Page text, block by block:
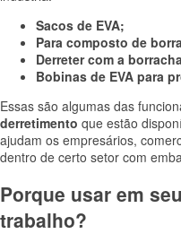
Sacos de EVA;
Para composto de
Derreter com a
Bobinas de EVA para
Essas são algumas das
derretimento que estão
ajudam os empresários,
dentro de certo setor com
Porque usar em
trabalho?